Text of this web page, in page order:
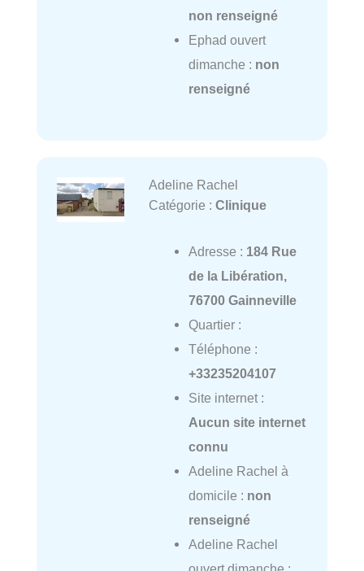
non renseigné
Ephad ouvert
dimanche : non
renseigné
Adeline Rachel
Catégorie : Clinique
Adresse : 184 Rue
de la Libération,
76700 Gainneville
Quartier :
Téléphone :
+33235204107
Site internet :
Aucun site internet
connu
Adeline Rachel à
domicile : non
renseigné
Adeline Rachel